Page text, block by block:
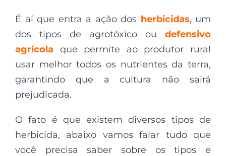
É aí que entra a ação dos herbicidas, um
dos tipos de agrotóxico ou defensivo
agrícola que permite ao produtor rural
usar melhor todos os nutrientes da terra,
garantindo que a cultura não sairá
prejudicada.
O fato é que existem diversos tipos de
herbicida, abaixo vamos falar tudo que
você precisa saber sobre os tipos e